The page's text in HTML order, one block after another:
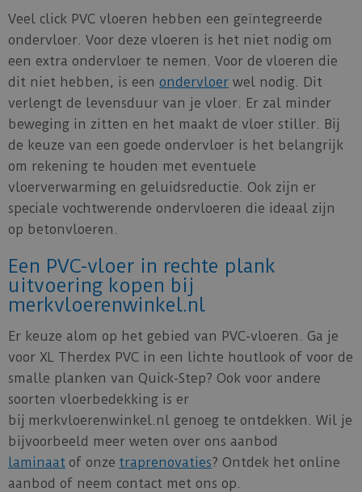
Veel click PVC vloeren hebben een geïntegreerde
ondervloer. Voor deze vloeren is het niet nodig om
een extra ondervloer te nemen. Voor de vloeren die
dit niet hebben, is een ondervloer wel nodig. Dit
verlengt de levensduur van je vloer. Er zal minder
beweging in zitten en het maakt de vloer stiller. Bij
de keuze van een goede ondervloer is het belangrijk
om rekening te houden met eventuele
vloerverwarming en geluidsreductie. Ook zijn er
speciale vochtwerende ondervloeren die ideaal zijn
op betonvloeren.
Een PVC-vloer in rechte plank
uitvoering kopen bij
merkvloerenwinkel.nl
Er keuze alom op het gebied van PVC-vloeren. Ga je
voor XL Therdex PVC in een lichte houtlook of voor de
smalle planken van Quick-Step? Ook voor andere
soorten vloerbedekking is er
bij merkvloerenwinkel.nl genoeg te ontdekken. Wil je
bijvoorbeeld meer weten over ons aanbod
laminaat of onze traprenovaties? Ontdek het online
aanbod of neem contact met ons op.